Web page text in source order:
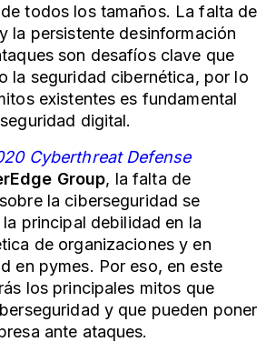
todos los tamaños. La falta de
la persistente desinformación
son desafíos clave que
la seguridad cibernética, por lo
existentes es fundamental
digital.
Cyberthreat Defense
Group, la falta de
la ciberseguridad se
principal debilidad en la
de organizaciones y en
en pymes. Por eso, en este
los principales mitos que
y que pueden poner
ante ataques.